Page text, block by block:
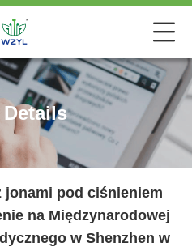
jonami pod ciśnieniem
na Międzynarodowej
w Shenzhen w